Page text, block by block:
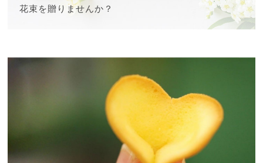
花束を贈りませんか？